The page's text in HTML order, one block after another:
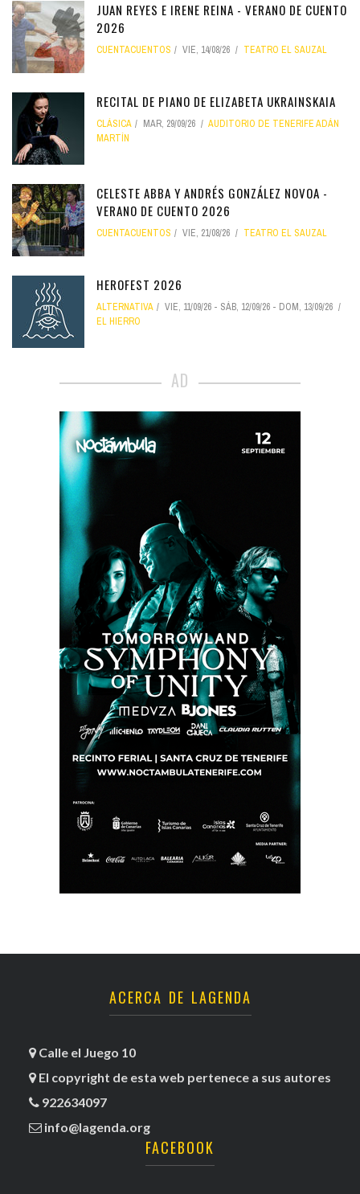
JUAN REYES E IRENE REINA - VERANO DE CUENTO
2026
CUENTACUENTOS VIE, 14/08/26 TEATRO EL SAUZAL
RECITAL DE PIANO DE ELIZABETA UKRAINSKAIA
CLÁSICA MAR, 29/09/26
AUDITORIO DE TENERIFE ADÁN
MARTÍN
CELESTE ABBA Y ANDRÉS GONZÁLEZ NOVOA -
VERANO DE CUENTO 2026
CUENTACUENTOS VIE, 21/08/26 TEATRO EL SAUZAL
HEROFEST 2026
ALTERNATIVA VIE, 11/09/26 - SÁB, 12/09/26 - DOM, 13/09/26
EL HIERRO
AD
ACERCA DE LAGENDA
Calle el Juego 10
El copyright de esta web pertenece a sus autores
922634097
info@lagenda.org
FACEBOOK